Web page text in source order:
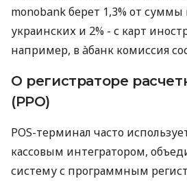
monobank берет 1,3% от суммы
украинских и 2% - с карт
например, в àбанк комиссия
О регистраторе
(РРО)
POS-терминал часто
кассовым интегратором,
систему с программным